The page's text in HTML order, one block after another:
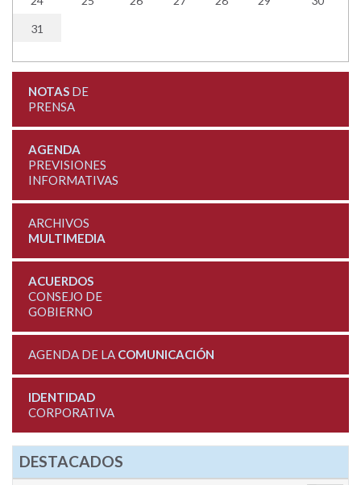
31
NOTASDE
PRENSA
AGENDA
PREVISIONES
INFORMATIVAS
ARCHIVOS
MULTIMEDIA
ACUERDOS
CONSEJO DE
GOBIERNO
AGENDA DE LA COMUNICACIÓN
IDENTIDAD
CORPORATIVA
DESTACADOS